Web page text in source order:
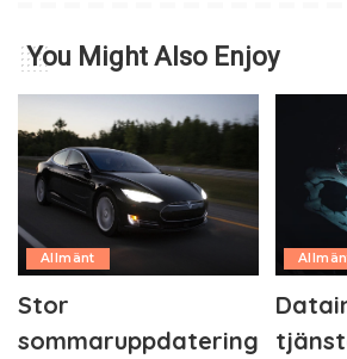
You Might Also Enjoy
Allmänt
Stor
sommaruppdatering